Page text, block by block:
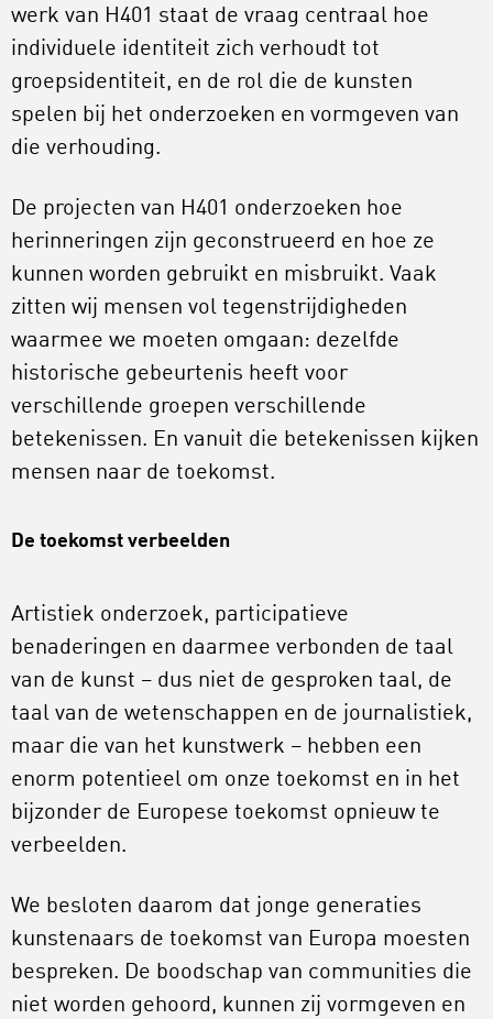
werk van H401 staat de vraag centraal hoe
individuele identiteit zich verhoudt tot
groepsidentiteit, en de rol die de kunsten
spelen bij het onderzoeken en vormgeven van
die verhouding.
De projecten van H401 onderzoeken hoe
herinneringen zijn geconstrueerd en hoe ze
kunnen worden gebruikt en misbruikt. Vaak
zitten wij mensen vol tegenstrijdigheden
waarmee we moeten omgaan: dezelfde
historische gebeurtenis heeft voor
verschillende groepen verschillende
betekenissen. En vanuit die betekenissen kijken
mensen naar de toekomst.
De toekomst verbeelden
Artistiek onderzoek, participatieve
benaderingen en daarmee verbonden de taal
van de kunst – dus niet de gesproken taal, de
taal van de wetenschappen en de journalistiek,
maar die van het kunstwerk – hebben een
enorm potentieel om onze toekomst en in het
bijzonder de Europese toekomst opnieuw te
verbeelden.
We besloten daarom dat jonge generaties
kunstenaars de toekomst van Europa moesten
bespreken. De boodschap van communities die
niet worden gehoord, kunnen zij vormgeven en